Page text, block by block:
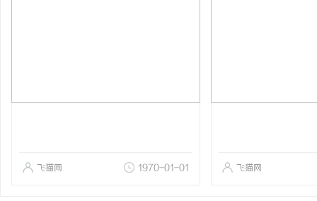
飞猫网 1970-01-01 飞猫网